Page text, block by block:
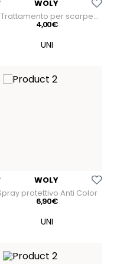
WOLY
Trattamento per scarpe
Shoe Cream
4,00€
WOLY Aggiungi Alla Lista
protettivo Anti Color
6,90€